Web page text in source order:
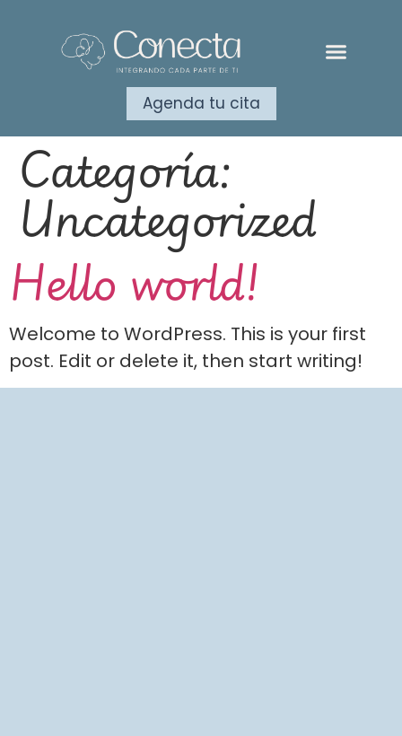
Agenda tu cita
Categoría:
Uncategorized
Hello world!
Welcome to WordPress. This is your first
post. Edit or delete it, then start writing!